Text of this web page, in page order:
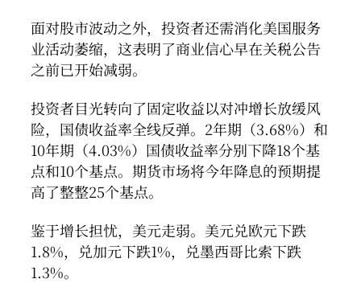
面对股市波动之外，投资者还需消化美国服务
业活动萎缩，这表明了商业信心早在关税公告
之前已开始减弱。
投资者目光转向了固定收益以对冲增长放缓风
险，国债收益率全线反弹。2年期（3.68%）和
10年期（4.03%）国债收益率分别下降18个基
点和10个基点。期货市场将今年降息的预期提
高了整整25个基点。
鉴于增长担忧，美元走弱。美元兑欧元下跌
1.8%，兑加元下跌1%，兑墨西哥比索下跌
1.3%。